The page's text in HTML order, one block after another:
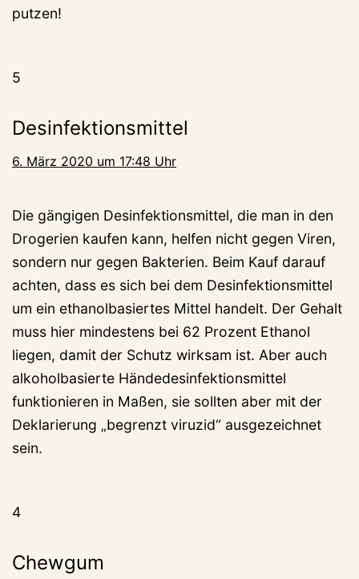
putzen!
5
Desinfektionsmittel
6. März 2020 um 17:48 Uhr
Die gängigen Desinfektionsmittel, die man in den
Drogerien kaufen kann, helfen nicht gegen Viren,
sondern nur gegen Bakterien. Beim Kauf darauf
achten, dass es sich bei dem Desinfektionsmittel
um ein ethanolbasiertes Mittel handelt. Der Gehalt
muss hier mindestens bei 62 Prozent Ethanol
liegen, damit der Schutz wirksam ist. Aber auch
alkoholbasierte Händedesinfektionsmittel
funktionieren in Maßen, sie sollten aber mit der
Deklarierung „begrenzt viruzid“ ausgezeichnet
sein.
4
Chewgum